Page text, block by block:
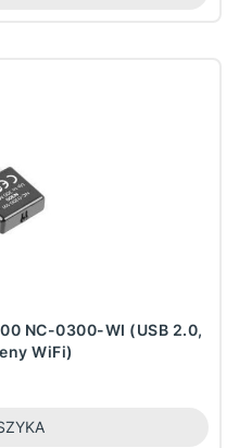
NC-0300-WI (USB 2.0,
WiFi)